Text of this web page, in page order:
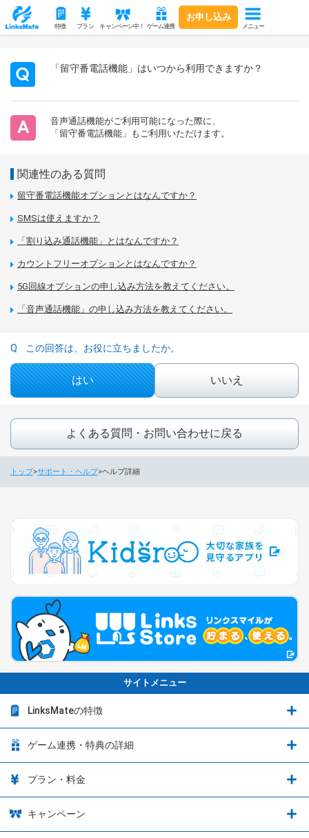
特徴 プラン キャンペーン中！ ゲーム連携
お申し込み
メニュー
「留守番電話機能」はいつから利用できますか？
音声通話機能がご利用可能になった際に、
「留守番電話機能」もご利用いただけます。
関連性のある質問
留守番電話機能オプションとはなんですか？
SMSは使えますか？
「割り込み通話機能」とはなんですか？
カウントフリーオプションとはなんですか？
5G回線オプションの申し込み方法を教えてください。
「音声通話機能」の申し込み方法を教えてください。
この回答は、お役に立ちましたか。
はい いいえ
よくある質問・お問い合わせに戻る
トップ サポート・ヘルプ ヘルプ詳細
サイトメニュー
LinksMateの特徴
LinksMateの特徴
音声通話料金がもっとオトクに
ゲーム連携・特典の詳細
ゲーム連携・特典の詳細
ブレイブソード×ブレイズソウル
プラン・料金
プラン・料金
キャンペーン